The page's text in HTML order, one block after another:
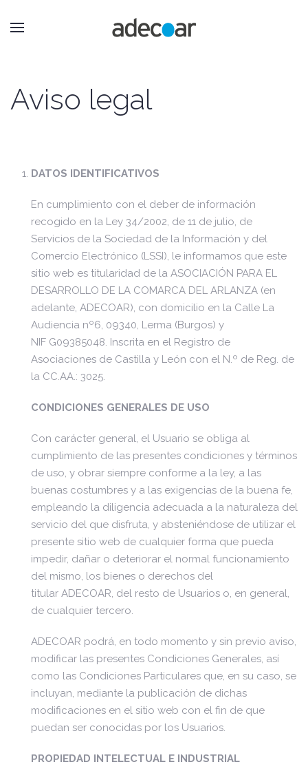
Aviso legal
DATOS IDENTIFICATIVOS
En cumplimiento con el deber de información
recogido en la Ley 34/2002, de 11 de julio, de
Servicios de la Sociedad de la Información y del
Comercio Electrónico (LSSI), le informamos que este
sitio web es titularidad de la ASOCIACIÓN PARA EL
DESARROLLO DE LA COMARCA DEL ARLANZA (en
adelante, ADECOAR), con domicilio en la Calle La
Audiencia nº6, 09340, Lerma (Burgos) y
NIF G09385048. Inscrita en el Registro de
Asociaciones de Castilla y León con el N.º de Reg. de
la CC.AA.: 3025.
CONDICIONES GENERALES DE USO
Con carácter general, el Usuario se obliga al
cumplimiento de las presentes condiciones y términos
de uso, y obrar siempre conforme a la ley, a las
buenas costumbres y a las exigencias de la buena fe,
empleando la diligencia adecuada a la naturaleza del
servicio del que disfruta, y absteniéndose de utilizar el
presente sitio web de cualquier forma que pueda
impedir, dañar o deteriorar el normal funcionamiento
del mismo, los bienes o derechos del
titular ADECOAR, del resto de Usuarios o, en general,
de cualquier tercero.
ADECOAR podrá, en todo momento y sin previo aviso,
modificar las presentes Condiciones Generales, así
como las Condiciones Particulares que, en su caso, se
incluyan, mediante la publicación de dichas
modificaciones en el sitio web con el fin de que
puedan ser conocidas por los Usuarios.
PROPIEDAD INTELECTUAL E INDUSTRIAL